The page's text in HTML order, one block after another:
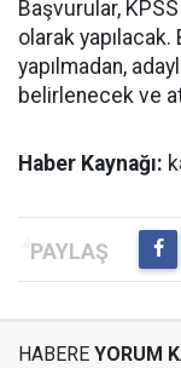
Başvurular,
olarak
yapılmadan,
belirlenecek ve
Haber Kaynağı:
HABERE YORUM